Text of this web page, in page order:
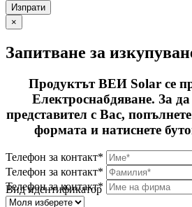
×
Запитване за
Продуктът ВЕИ Solar се
Електроснабдяване. За
представител с Вас,
формата и натиснете
Телефон за контакт*
Телефон за контакт*
Телефон за контакт*
Вид идентификатор